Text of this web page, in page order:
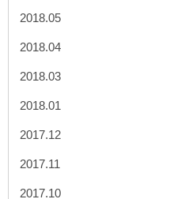
2018.05
2018.04
2018.03
2018.01
2017.12
2017.11
2017.10